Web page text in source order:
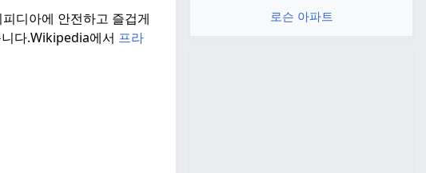
디아에 안전하고 즐겁게
다.Wikipedia에서 프라
로슨 아파트